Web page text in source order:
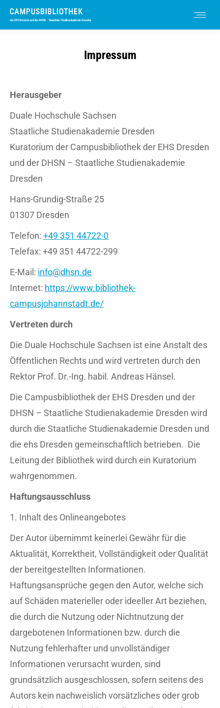
Impressum
Herausgeber
Duale Hochschule Sachsen
Staatliche Studienakademie Dresden
Kuratorium der Campusbibliothek der EHS Dresden
und der DHSN – Staatliche Studienakademie
Dresden
Hans-Grundig-Straße 25
01307 Dresden
Telefon: +49 351 44722-0
Telefax: +49 351 44722-299
E-Mail: info@dhsn.de
Internet: https://www.bibliothek-
campusjohannstadt.de/
Vertreten durch
Die Duale Hochschule Sachsen ist eine Anstalt des
Öffentlichen Rechts und wird vertreten durch den
Rektor Prof. Dr.-Ing. habil. Andreas Hänsel.
Die Campusbibliothek der EHS Dresden und der
DHSN – Staatliche Studienakademie Dresden wird
durch die Staatliche Studienakademie Dresden und
die ehs Dresden gemeinschaftlich betrieben. Die
Leitung der Bibliothek wird durch ein Kuratorium
wahrgenommen.
Haftungsausschluss
1. Inhalt des Onlineangebotes
Der Autor übernimmt keinerlei Gewähr für die
Aktualität, Korrektheit, Vollständigkeit oder Qualität
der bereitgestellten Informationen.
Haftungsansprüche gegen den Autor, welche sich
auf Schäden materieller oder ideeller Art beziehen,
die durch die Nutzung oder Nichtnutzung der
dargebotenen Informationen bzw. durch die
Nutzung fehlerhafter und unvollständiger
Informationen verursacht wurden, sind
grundsätzlich ausgeschlossen, sofern seitens des
Autors kein nachweislich vorsätzliches oder grob